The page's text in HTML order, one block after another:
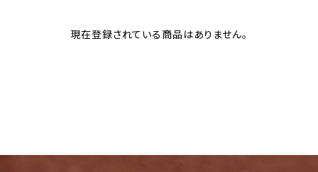
現在登録されている商品はありません。